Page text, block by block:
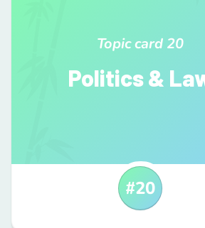
Topic card 20
Politics &
#20